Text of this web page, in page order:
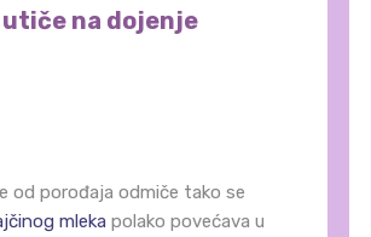
utiče na dojenje
od porođaja odmiče tako se
mleka polako povećava u